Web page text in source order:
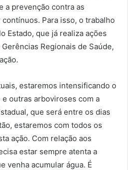
a prevenção contra as
Para isso, o trabalho
Estado, que já realiza ações
Regionais de Saúde,
estaremos intensificando o
outras arboviroses com a
que será entre os dias
estaremos com todos os
ação. Com relação aos
estar sempre atenta a
venha acumular água. É